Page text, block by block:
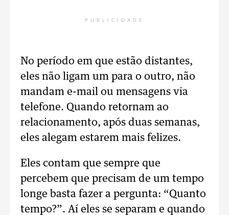
PUBLICIDADE
No período em que estão distantes,
eles não ligam um para o outro, não
mandam e-mail ou mensagens via
telefone. Quando retornam ao
relacionamento, após duas semanas,
eles alegam estarem mais felizes.
Eles contam que sempre que
percebem que precisam de um tempo
longe basta fazer a pergunta: “Quanto
tempo?”. Aí eles se separam e quando